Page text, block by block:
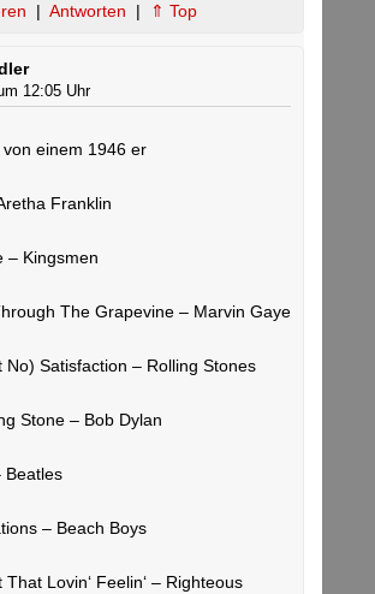
| Antworten | ⇑ Top
12:05 Uhr
einem 1946 er
Franklin
– Kingsmen
The Grapevine – Marvin Gaye
No) Satisfaction – Rolling Stones
Stone – Bob Dylan
Beatles
– Beach Boys
That Lovin‘ Feelin‘ – Righteous